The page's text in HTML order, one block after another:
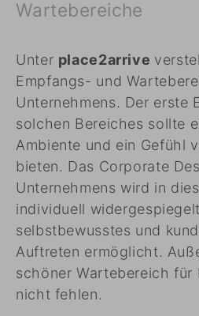
Wartebereiche
Unter place2arrive
Empfangs- und
Unternehmens. Der erste
solchen Bereiches sollte
Ambiente und ein Gefühl
bieten. Das Corporate
Unternehmens wird in
individuell
selbstbewusstes und
Auftreten ermöglicht.
schöner Wartebereich für
nicht fehlen.